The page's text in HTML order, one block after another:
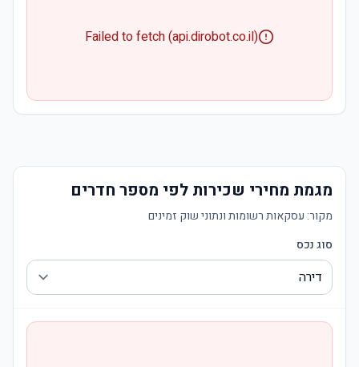
Failed to fetch (api.dirobot.co.il)
מגמת מחירי שכירות לפי מספר חדרים
מקור: עסקאות רשומות ונתוני שוק זמינים
סוג נכס